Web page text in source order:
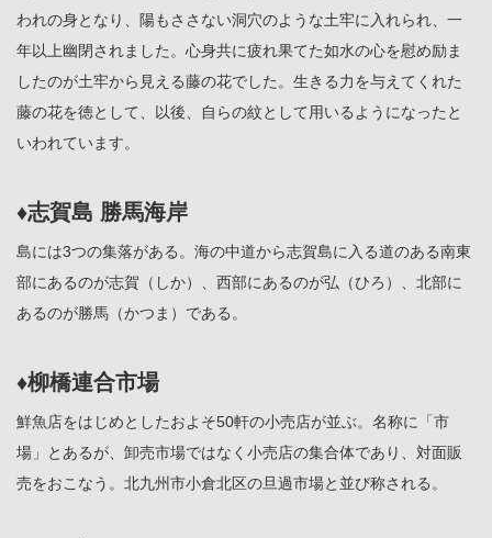
われの身となり、陽もささない洞穴のような土牢に入れられ、一
年以上幽閉されました。心身共に疲れ果てた如水の心を慰め励ま
したのが土牢から見える藤の花でした。生きる力を与えてくれた
藤の花を徳として、以後、自らの紋として用いるようになったと
いわれています。
♦志賀島 勝馬海岸
島には3つの集落がある。海の中道から志賀島に入る道のある南東
部にあるのが志賀（しか）、西部にあるのが弘（ひろ）、北部に
あるのが勝馬（かつま）である。
♦柳橋連合市場
鮮魚店をはじめとしたおよそ50軒の小売店が並ぶ。名称に「市
場」とあるが、卸売市場ではなく小売店の集合体であり、対面販
売をおこなう。北九州市小倉北区の旦過市場と並び称される。